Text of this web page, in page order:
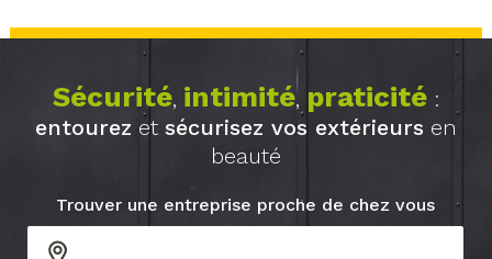
Sécurité, intimité, praticité:
entourez et sécurisez vos extérieurs en
beauté
Trouver une entreprise proche de chez vous